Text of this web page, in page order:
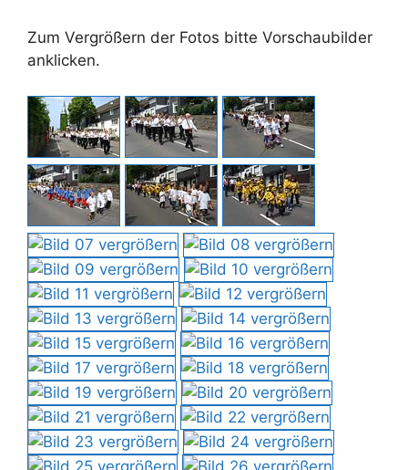
Zum Vergrößern der Fotos bitte Vorschaubilder
anklicken.